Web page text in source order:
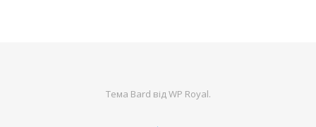
Тема Bard відWP Royal.